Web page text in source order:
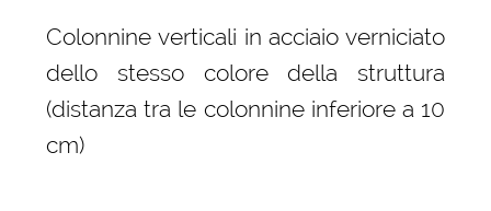
Colonnine verticali in acciaio verniciato
dello stesso colore della struttura
(distanza tra le colonnine inferiore a 10
cm)